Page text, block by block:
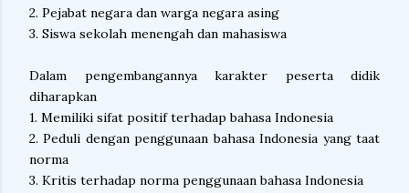
2. Pejabat negara dan warga negara asing
3. Siswa sekolah menengah dan mahasiswa
Dalam pengembangannya karakter peserta didik
diharapkan
1. Memiliki sifat positif terhadap bahasa Indonesia
2. Peduli dengan penggunaan bahasa Indonesia yang taat
norma
3. Kritis terhadap norma penggunaan bahasa Indonesia